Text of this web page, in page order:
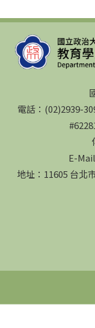
電話：(02)2939-
E-
地址：11605 台北